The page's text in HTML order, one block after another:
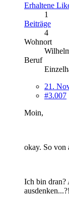
Erhaltene
1
Beiträge
4
Wohnort
Beruf
21.
#3.007
Moin,
okay. So von
Ich bin dran?
ausdenken...?!